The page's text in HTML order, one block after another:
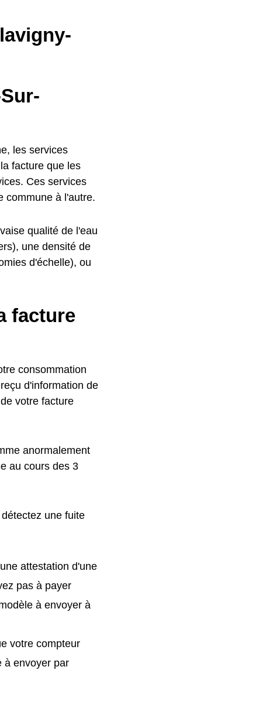
les services
facture que les
Ces services
commune à l'autre.
qualité de l'eau
une densité de
d'échelle), ou
facture
consommation
d'information de
votre facture
anormalement
au cours des 3
une fuite
attestation d'une
pas à payer
à envoyer à
votre compteur
à envoyer par